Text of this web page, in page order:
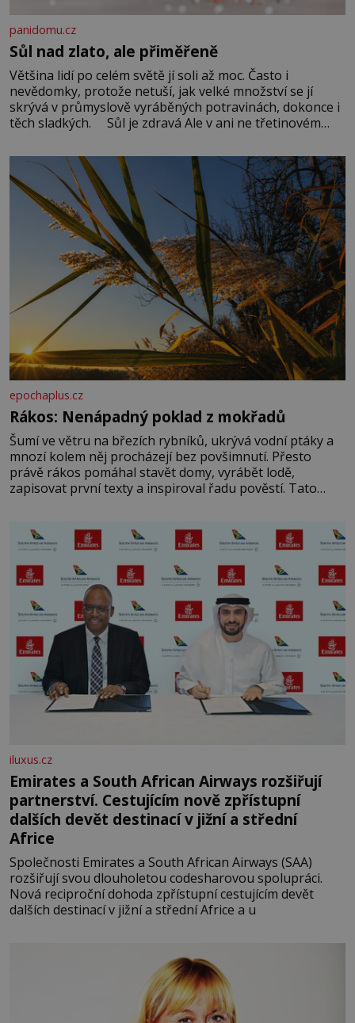
panidomu.cz
Sůl nad zlato, ale přiměřeně
Většina lidí po celém světě jí soli až moc. Často i
nevědomky, protože netuší, jak velké množství se jí
skrývá v průmyslově vyráběných potravinách, dokonce i
těch sladkých. Sůl je zdravá Ale v ani ne třetinovém
základní složky– sodík a chlór – jsou zásadní pro
správné hospodaření
epochaplus.cz
Rákos: Nenápadný poklad z mokřadů
Šumí ve větru na březích rybníků, ukrývá vodní ptáky a
mnozí kolem něj procházejí bez povšimnutí. Přesto
právě rákos pomáhal stavět domy, vyrábět lodě,
zapisovat první texty a inspiroval řadu pověstí. Tato
letního koupání. Stačí se však podívat
iluxus.cz
Emirates a South African Airways rozšiřují
partnerství. Cestujícím nově zpřístupní
dalších devět destinací v jižní a střední
Africe
Společnosti Emirates a South African Airways (SAA)
rozšiřují svou dlouholetou codesharovou spolupráci.
Nová reciproční dohoda zpřístupní cestujícím devět
dalších destinací v jižní a střední Africe a u